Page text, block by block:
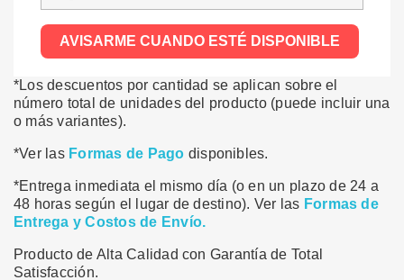
AVISARME CUANDO ESTÉ DISPONIBLE
*Los descuentos por cantidad se aplican sobre el
número total de unidades del producto (puede incluir una
o más variantes).
*Ver las Formas de Pago disponibles.
*Entrega inmediata el mismo día (o en un plazo de 24 a
48 horas según el lugar de destino). Ver las Formas de
Entrega y Costos de Envío.
Producto de Alta Calidad con Garantía de Total
Satisfacción.